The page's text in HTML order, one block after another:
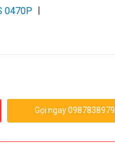
0470P |
Gọi ngay 0987838979